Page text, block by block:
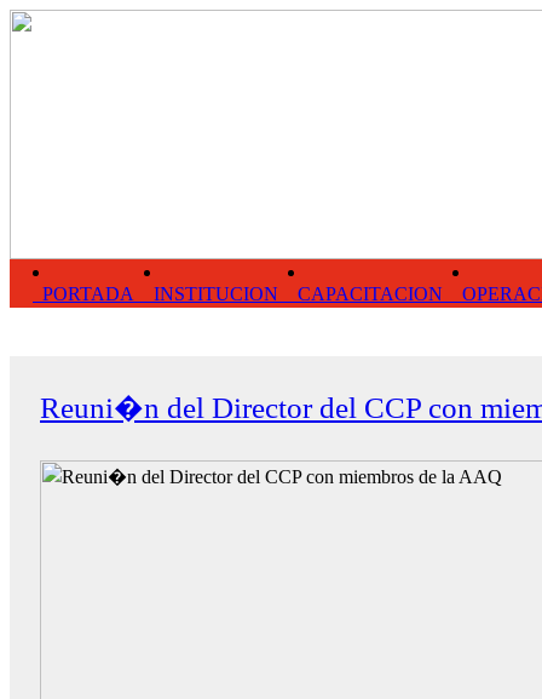
PORTADA INSTITUCION CAPACITACION
Reuni�n del Director del CCP con